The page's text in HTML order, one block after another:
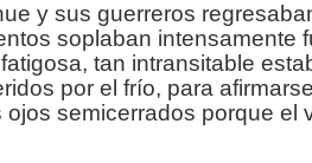
y sus guerreros
soplaban intensamente
tan intransitable
por el frío, para
semicerrados porque el